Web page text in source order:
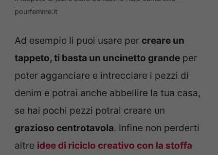
pourfemme.it
Ad esempio li puoi usare per creare un
tappeto, ti basta un uncinetto grande per
poter agganciare e intrecciare i pezzi di
denim e potrai anche abbellire la tua casa,
se hai pochi pezzi potrai creare un
grazioso centrotavola. Infine non perderti
altre idee di riciclo creativo con la stoffa